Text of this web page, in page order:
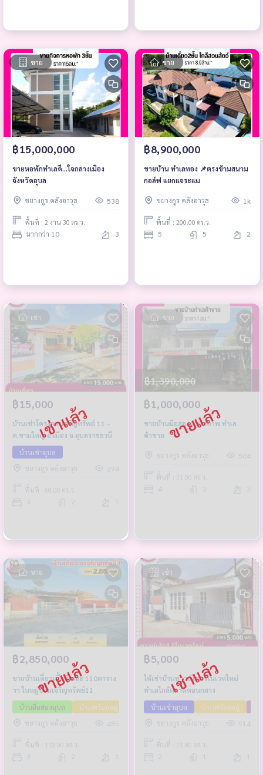
ขาย
฿15,000,000
ขายหอพักทำเลดี…ใจกลางเมือง
จังหวัดอุบล
ชยางกูร คลังอาวุธ 538
พื้นที่ : 2 งาน 30 ตร.ว.
มากกว่า 10 3
ขาย
฿8,900,000
ขายบ้าน ทำเลทอง 📌ตรงข้ามสนาม
กอล์ฟ แยกแจระแม
ชยางกูร คลังอาวุธ 1k
พื้นที่ : 200.00 ตร.ว.
5 5 2
เช่า
฿15,000
บ้านเช่าโครงการเจริญทรัพย์ 11 –
ต.ขามใหญ่ อ.เมือง จ.อุบลราชธานี
บ้านเช่าอุบล
ชยางกูร คลังอาวุธ
294
พื้นที่ : 68.00 ตร.ว.
2 1
ขาย
฿1,390,000
฿1,000,000
ขายบ้านมือสองตามสภาพ ทำเล
ค้าขาย
ชยางกูร คลังอาวุธ 504
พื้นที่ : 31.00 ตร.ว.
4 2 2
ขาย
฿2,850,000
ขายบ้านเดี่ยวเนื้อที่เยอะ 110ตาราง
วา ในหมู่บ้านเจริญทรัพย์11
บ้านมือสองอุบล
บ้านพร้อมอยู่ บ้านเนื้อที่เยอะ
ขายต่ำกว่าราคาประเมิน
ชยางกูร คลังอาวุธ
485
พื้นที่ : 110.00 ตร.ว.
2 1
เช่า
฿5,000
ให้เช่าบ้านทาวน์โฮมรีโนเวทใหม่
ทำเลใกล้ตลาดดอนกลาง
บ้านเช่าอุบล
บ้านพร้อมอยู่
ชยางกูร คลังอาวุธ
514
พื้นที่ : 21.80 ตร.ว.
2 1 1